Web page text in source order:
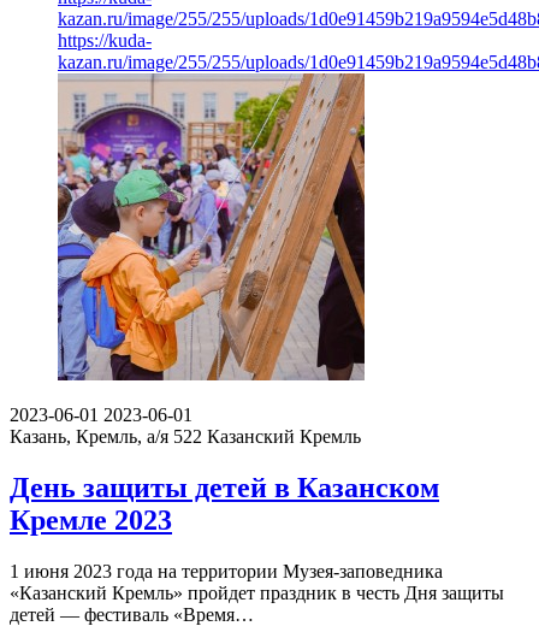
kazan.ru/image/255/255/uploads/
https://kuda-
kazan.ru/image/255/255/uploads/
2023-06-01 2023-06-01
Казань, Кремль, а/я 522 Казанский Кремль
День защиты детей в Казанском
Кремле 2023
1 июня 2023 года на территории Музея-заповедника
«Казанский Кремль» пройдет праздник в честь Дня защиты
детей — фестиваль «Время…